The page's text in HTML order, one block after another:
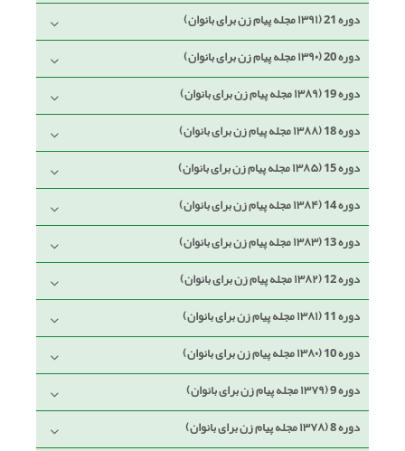
دوره 21 (۱۳۹۱ مجله پیام زن برای بانوان)
دوره 20 (۱۳۹۰ مجله پیام زن برای بانوان)
دوره 19 (۱۳۸۹ مجله پیام زن برای بانوان)
دوره 18 (۱۳۸۸ مجله پیام زن برای بانوان)
دوره 15 (۱۳۸۵ مجله پیام زن برای بانوان)
دوره 14 (۱۳۸۴ مجله پیام زن برای بانوان)
دوره 13 (۱۳۸۳ مجله پیام زن برای بانوان)
دوره 12 (۱۳۸۲ مجله پیام زن برای بانوان)
دوره 11 (۱۳۸۱ مجله پیام زن برای بانوان)
دوره 10 (۱۳۸۰ مجله پیام زن برای بانوان)
دوره 9 (۱۳۷۹ مجله پیام زن برای بانوان)
دوره 8 (۱۳۷۸ مجله پیام زن برای بانوان)